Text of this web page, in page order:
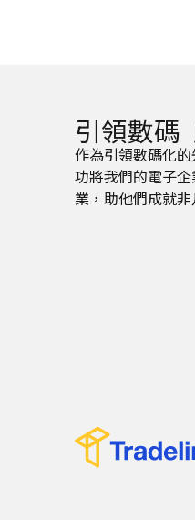
引領數碼
作為引領數碼化
功將我們的電子
業，助他們成就